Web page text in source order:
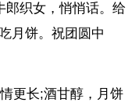
郎织女，悄悄话。给
月饼。祝团圆中
更长;酒甘醇，月饼